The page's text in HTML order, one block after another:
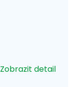
Zobrazit detail